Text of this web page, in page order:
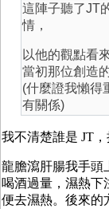
這陣子聽了JT
情，
以他的觀點看
當初那位創造
(什麼證我懶得
有關係)
我不清楚誰是 JT
龍膽瀉肝腸我手頭
喝酒過量，濕熱下
便去濕熱。後來的